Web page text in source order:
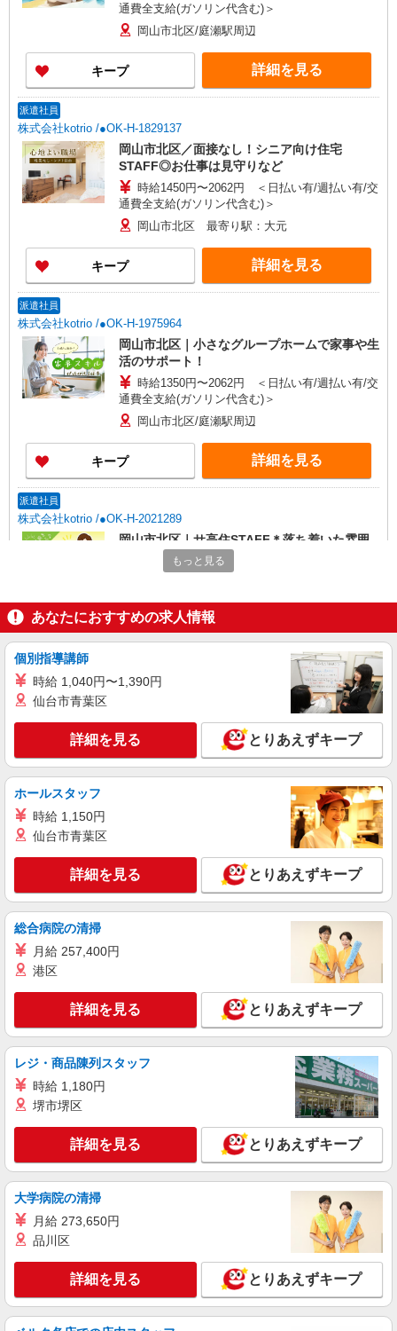
通費全支給(ガソリン代含む)＞
岡山市北区/庭瀬駅周辺
キープ 詳細を見る
派遣社員
株式会社kotrio /●OK-H-1829137
岡山市北区／面接なし！シニア向け住宅
STAFF◎お仕事は見守りなど
時給1450円〜2062円 ＜日払い有/週払い有/交
通費全支給(ガソリン代含む)＞
岡山市北区 最寄り駅：大元
キープ 詳細を見る
派遣社員
株式会社kotrio /●OK-H-1975964
岡山市北区｜小さなグループホームで家事や生
活のサポート！
時給1350円〜2062円 ＜日払い有/週払い有/交
通費全支給(ガソリン代含む)＞
岡山市北区/庭瀬駅周辺
キープ 詳細を見る
派遣社員
株式会社kotrio /●OK-H-2021289
岡山市北区｜サ高住STAFF＊落ち着いた雰囲
気でゆったりお仕事♪
岡山市北区 ≪交通費全額支給！≫
詳細を見る
派遣社員
岡山市北区｜シニア向けマンションで生活サポ
ート・フロアの巡回
時給1350円〜2062円 ＜日払い有/週払い有/交
詳細を見る
派遣社員
株式会社kotrio /●OK-H-2021016
岡山市北区｜日払いOK！日収1万円超え×サ高
住スタッフ！
時給1350円〜2062円 ＜日払い有/週払い有/交
岡山市北区 ≪交通費全額支給！≫
キープ 詳細を見る
派遣社員
株式会社kotrio /●OK-H-2021266
岡山市北区＊グループホームSTAFF＊生活の
サポート業務を担当
時給1350円〜2062円 ＜日払い有/週払い有/交
通費全支給(ガソリン代含む)＞
岡山市北区 ≪交通費全額支給！≫
詳細を見る
株式会社kotrio /●OK-H-1993686
岡山市北区⇒需要のある福祉業界で介護デビュ
もっと見る
あなたにおすすめの求人情報
個別指導講師
時給 1,040円〜1,390円
仙台市青葉区
詳細を見る とりあえずキープ
ホールスタッフ
時給 1,150円
仙台市青葉区
詳細を見る とりあえずキープ
総合病院の清掃
月給 257,400円
港区
詳細を見る とりあえずキープ
レジ・商品陳列スタッフ
時給 1,180円
堺市堺区
詳細を見る とりあえずキープ
大学病院の清掃
月給 273,650円
品川区
詳細を見る とりあえずキープ